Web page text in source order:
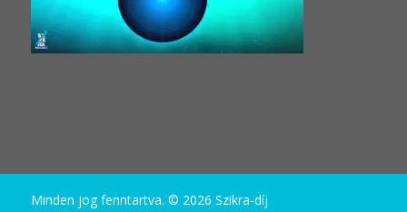
Minden jog fenntartva. © 2026 Szikra-díj